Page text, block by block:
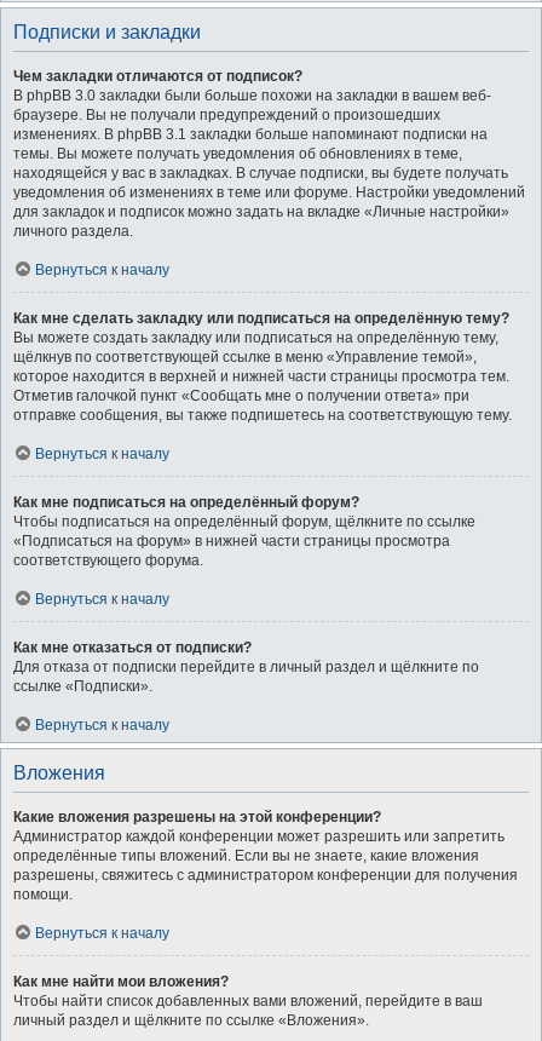
Подписки и закладки
Чем закладки отличаются от подписок?
В phpBB 3.0 закладки были больше похожи на закладки в вашем веб-
браузере. Вы не получали предупреждений о произошедших
изменениях. В phpBB 3.1 закладки больше напоминают подписки на
темы. Вы можете получать уведомления об обновлениях в теме,
находящейся у вас в закладках. В случае подписки, вы будете получать
уведомления об изменениях в теме или форуме. Настройки уведомлений
для закладок и подписок можно задать на вкладке «Личные настройки»
личного раздела.
Вернуться к началу
Как мне сделать закладку или подписаться на определённую тему?
Вы можете создать закладку или подписаться на определённую тему,
щёлкнув по соответствующей ссылке в меню «Управление темой»,
которое находится в верхней и нижней части страницы просмотра тем.
Отметив галочкой пункт «Сообщать мне о получении ответа» при
отправке сообщения, вы также подпишетесь на соответствующую тему.
Вернуться к началу
Как мне подписаться на определённый форум?
Чтобы подписаться на определённый форум, щёлкните по ссылке
«Подписаться на форум» в нижней части страницы просмотра
соответствующего форума.
Вернуться к началу
Как мне отказаться от подписки?
Для отказа от подписки перейдите в личный раздел и щёлкните по
ссылке «Подписки».
Вернуться к началу
Вложения
Какие вложения разрешены на этой конференции?
Администратор каждой конференции может разрешить или запретить
определённые типы вложений. Если вы не знаете, какие вложения
разрешены, свяжитесь с администратором конференции для получения
помощи.
Вернуться к началу
Как мне найти мои вложения?
Чтобы найти список добавленных вами вложений, перейдите в ваш
личный раздел и щёлкните по ссылке «Вложения».